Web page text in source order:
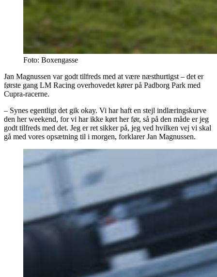
Foto: Boxengasse
Jan Magnussen var godt tilfreds med at være næsthurtigst – det er
første gang LM Racing overhovedet kører på Padborg Park med
Cupra-racerne.
– Synes egentligt det gik okay. Vi har haft en stejl indlæringskurve
den her weekend, for vi har ikke kørt her før, så på den måde er jeg
godt tilfreds med det. Jeg er ret sikker på, jeg ved hvilken vej vi skal
gå med vores opsætning til i morgen, forklarer Jan Magnussen.